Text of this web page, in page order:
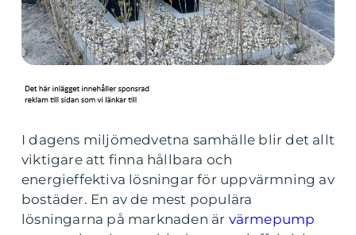
I dagens miljömedvetna samhälle blir det allt
viktigare att finna hållbara och
energieffektiva lösningar för uppvärmning av
bostäder. En av de mest populära
lösningarna på marknaden är värmepump